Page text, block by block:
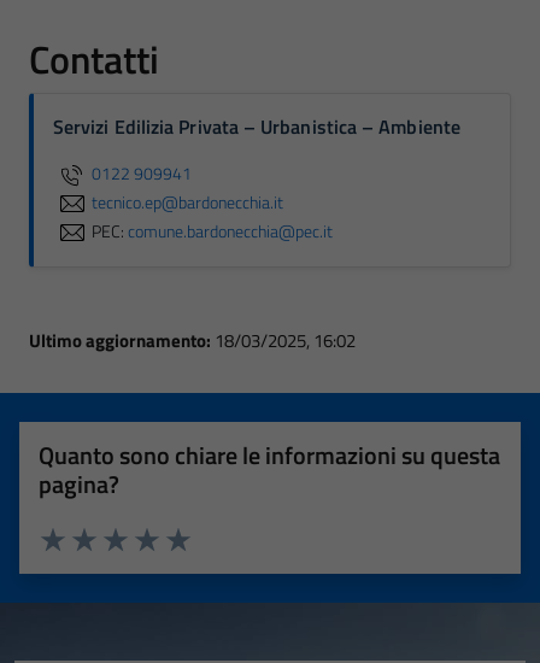
Contatti
Servizi Edilizia Privata – Urbanistica – Ambiente
0122 909941
tecnico.ep@bardonecchia.it
PEC:comune.bardonecchia@pec.it
Ultimo aggiornamento: 18/03/2025, 16:02
Quanto sono chiare le informazioni su questa
pagina?
Valuta 5 stelle su 5
Valuta 4 stelle su 5
Valuta 3 stelle su 5
Valuta 2 stelle su 5
Valuta 1 stelle su 5